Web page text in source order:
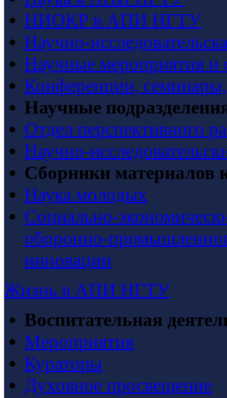
НИОКР в АПИ НГТУ
Научно-
Научные мероприятия и
Конференции,
Научные
Отдел перспективного
Научно-
Сборники материалов
Наука молодых
Социально-
оборонно-
инновации
Жизнь в АПИ НГТУ
Воспитательная
Мероприятия
Кураторы
Духовное просвещение